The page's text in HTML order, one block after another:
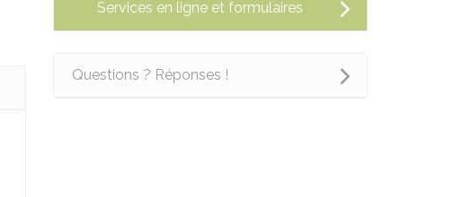
Services en ligne et formulaires
Questions ? Réponses !